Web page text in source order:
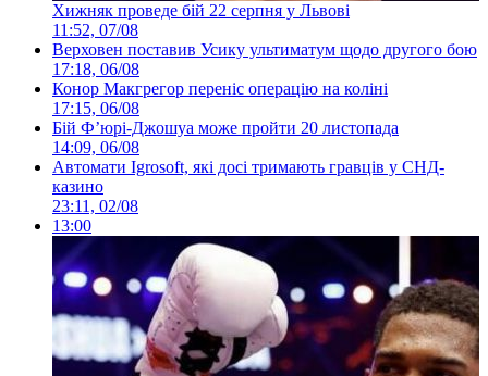
Хижняк проведе бій 22 серпня у Львові
11:52, 07/08
Верховен поставив Усику ультиматум щодо другого бою
17:18, 06/08
Конор Макгрегор переніс операцію на коліні
17:15, 06/08
Бій Ф’юрі-Джошуа може пройти 20 листопада
14:09, 06/08
Автомати Igrosoft, які досі тримають гравців у СНД-
казино
23:11, 02/08
13:00